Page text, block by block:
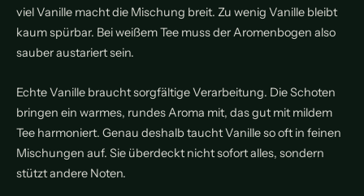
viel Vanille macht die Mischung breit. Zu wenig Vanille bleibt
kaum spürbar. Bei weißem Tee muss der Aromenbogen also
sauber austariert sein.
Echte Vanille braucht sorgfältige Verarbeitung. Die Schoten
bringen ein warmes, rundes Aroma mit, das gut mit mildem
Tee harmoniert. Genau deshalb taucht Vanille so oft in feinen
Mischungen auf. Sie überdeckt nicht sofort alles, sondern
stützt andere Noten.